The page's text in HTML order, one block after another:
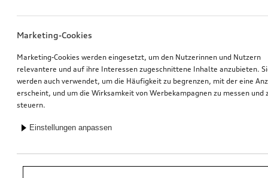
*Unverbindliche Preisempfehlung der Importeurin AMAG Import AG. Inkl.
gesetzlicher MwSt. Preise beim Audi Partner können abweichen; weitere
Marketing-Cookies
Marketing-Cookies werden eingesetzt, um den Nutzerinnen und Nutzern
relevantere und auf ihre Interessen zugeschnittene Inhalte anzubieten.
werden auch verwendet, um die Häufigkeit zu begrenzen, mit der eine
erscheint, und um die Wirksamkeit von Werbekampagnen zu messen und
steuern.
Einstellungen anpassen